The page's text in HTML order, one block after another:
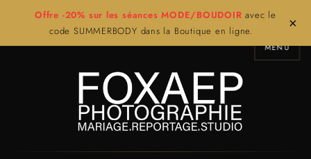
Offre -20% sur les séances MODE/BOUDOIR avec le
code SUMMERBODY dans la Boutique en ligne.
×
MENU